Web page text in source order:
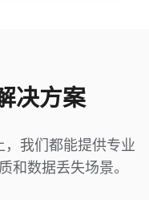
决方案
我们都能提供专业
和数据丢失场景。